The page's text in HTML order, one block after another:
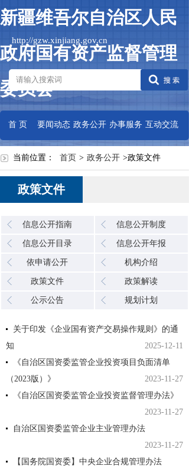
新疆维吾尔自治区人民
政府国有资产监督管理
委员会
http://gzw.xinjiang.gov.cn
首 页 要闻动态 政务公开 办事服务 互动交流
当前位置： 首页 > 政务公开 >政策文件
政策文件
信息公开指南 信息公开制度
信息公开目录 信息公开年报
依申请公开 机构介绍
政策文件 政策解读
公示公告 规划计划
关于印发《企业国有资产交易操作规则》的通
知
2025-12-11
《自治区国资委监管企业投资项目负面清单
（2023版）》
2023-11-27
《自治区国资委监管企业投资监督管理办法》
2023-11-27
自治区国资委监管企业主业管理办法
2023-11-27
【国务院国资委】中央企业合规管理办法